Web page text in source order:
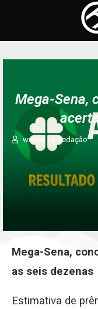
Mega-Sena,
written by Redação
Mega-Sena,
as seis dezenas
Estimativa de